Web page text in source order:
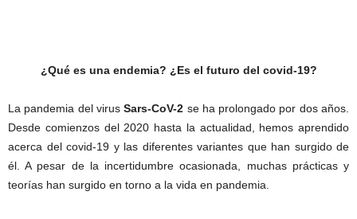
¿Qué es una endemia? ¿Es el futuro del covid-19?
La pandemia del virusSars-CoV-2 se ha prolongado por dos años.
Desde comienzos del 2020 hasta la actualidad, hemos aprendido
acerca del covid-19 y las diferentes variantes que han surgido de
él. A pesar de la incertidumbre ocasionada, muchas prácticas y
teorías han surgido en torno a la vida en pandemia.